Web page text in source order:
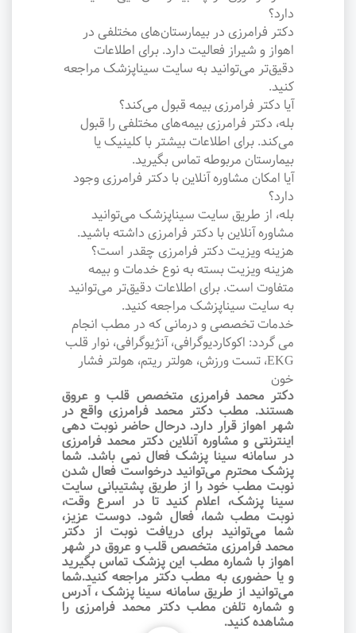
دارد؟
دکتر فرامرزی در بیمارستان‌های مختلفی در
اهواز و شیراز فعالیت دارد. برای اطلاعات
دقیق‌تر می‌توانید به سایت سیناپزشک مراجعه
کنید.
آیا دکتر فرامرزی بیمه قبول می‌کند؟
بله، دکتر فرامرزی بیمه‌های مختلفی را قبول
می‌کند. برای اطلاعات بیشتر با کلینیک یا
بیمارستان مربوطه تماس بگیرید.
آیا امکان مشاوره آنلاین با دکتر فرامرزی وجود
دارد؟
بله، از طریق سایت سیناپزشک می‌توانید
مشاوره آنلاین با دکتر فرامرزی داشته باشید.
هزینه ویزیت دکتر فرامرزی چقدر است؟
هزینه ویزیت بسته به نوع خدمات و بیمه
متفاوت است. برای اطلاعات دقیق‌تر می‌توانید
به سایت سیناپزشک مراجعه کنید.
خدمات تخصصی و درمانی که در مطب انجام
می گردد: اکوکاردیوگرافی، آنژیوگرافی، نوار قلب
EKG، تست ورزش، هولتر ریتم، هولتر فشار
خون
دکتر محمد فرامرزی متخصص قلب و عروق
هستند. مطب دکتر محمد فرامرزی واقع در
شهر اهواز قرار دارد. درحال حاضر نوبت‌ دهی
اینترنتی و مشاوره آنلاین دکتر محمد فرامرزی
در سامانه سینا پزشک فعال نمی باشد. شما
پزشک محترم می‌توانید درخواست فعال شدن
نوبت مطب خود را از طریق پشتیبانی سایت
سینا پزشک، اعلام کنید تا در اسرع وقت‌،
نوبت مطب شما، فعال شود. دوست عزیز،
شما می‌توانید برای دریافت نوبت از دکتر
محمد فرامرزی متخصص قلب و عروق در شهر
اهواز با شماره مطب این پزشک تماس بگیرید
و یا حضوری به مطب دکتر مراجعه کنید.شما
می‌توانید از طریق سامانه سینا پزشک ، آدرس
و شماره تلفن مطب دکتر محمد فرامرزی را
مشاهده کنید.